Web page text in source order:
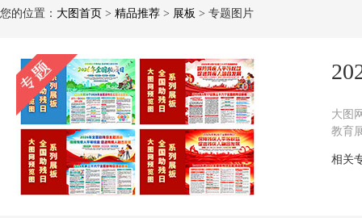
您的位置： 大图首页 > 精品推荐 > 展板 > 专题图片
大图
教育
相关